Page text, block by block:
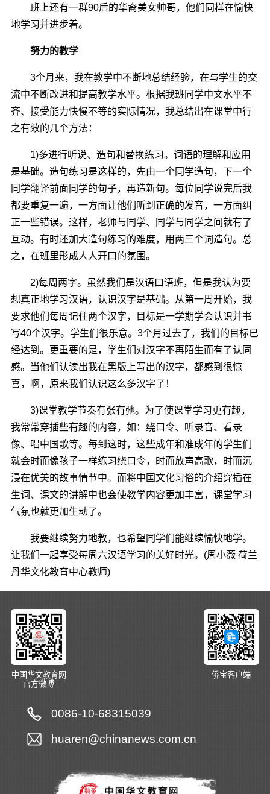
班上还有一群90后的华裔美女帅哥，他们同样在愉快
地学习并进步着。
努力的教学
3个月来，我在教学中不断地总结经验，在与学生的交
流中不断改进和提高教学水平。根据我班同学中文水平不
齐、接受能力快慢不等的实际情况，我总结出在课堂中行
之有效的几个方法：
1)多进行听说、造句和替换练习。词语的理解和应用
是基础。造句练习是这样的，先由一个同学造句，下一个
同学翻译前面同学的句子，再造新句。每位同学说完后我
都要重复一遍，一方面让他们听到正确的发音，一方面纠
正一些错误。这样，老师与同学、同学与同学之间就有了
互动。有时还加大造句练习的难度，用两三个词造句。总
之，在班里形成人人开口的氛围。
2)每周两字。虽然我们是汉语口语班，但是我认为要
想真正地学习汉语，认识汉字是基础。从第一周开始，我
要求他们每周记住两个汉字，目标是一学期学会认识并书
写40个汉字。学生们很乐意。3个月过去了，我们的目标已
经达到。更重要的是，学生们对汉字不再陌生而有了认同
感。当他们认读出我在黑版上写出的汉字，都感到很惊
喜，啊，原来我们认识这么多汉字了！
3)课堂教学节奏有张有弛。为了使课堂学习更有趣，
我常常穿插些有趣的内容，如：绕口令、听录音、看录
像、唱中国歌等。每到这时，这些成年和准成年的学生们
就会时而像孩子一样练习绕口令，时而放声高歌，时而沉
浸在优美的故事情节中。而将中国文化习俗的介绍穿插在
生词、课文的讲解中也会使教学内容更加丰富，课堂学习
气氛也就更加生动了。
我要继续努力地教，也希望同学们能继续愉快地学。
让我们一起享受每周六汉语学习的美好时光。(周小薇 荷兰
丹华文化教育中心教师)
中国华文教育网
官方微博
侨宝客户端
0086-10-68315039
huaren@chinanews.com.cn